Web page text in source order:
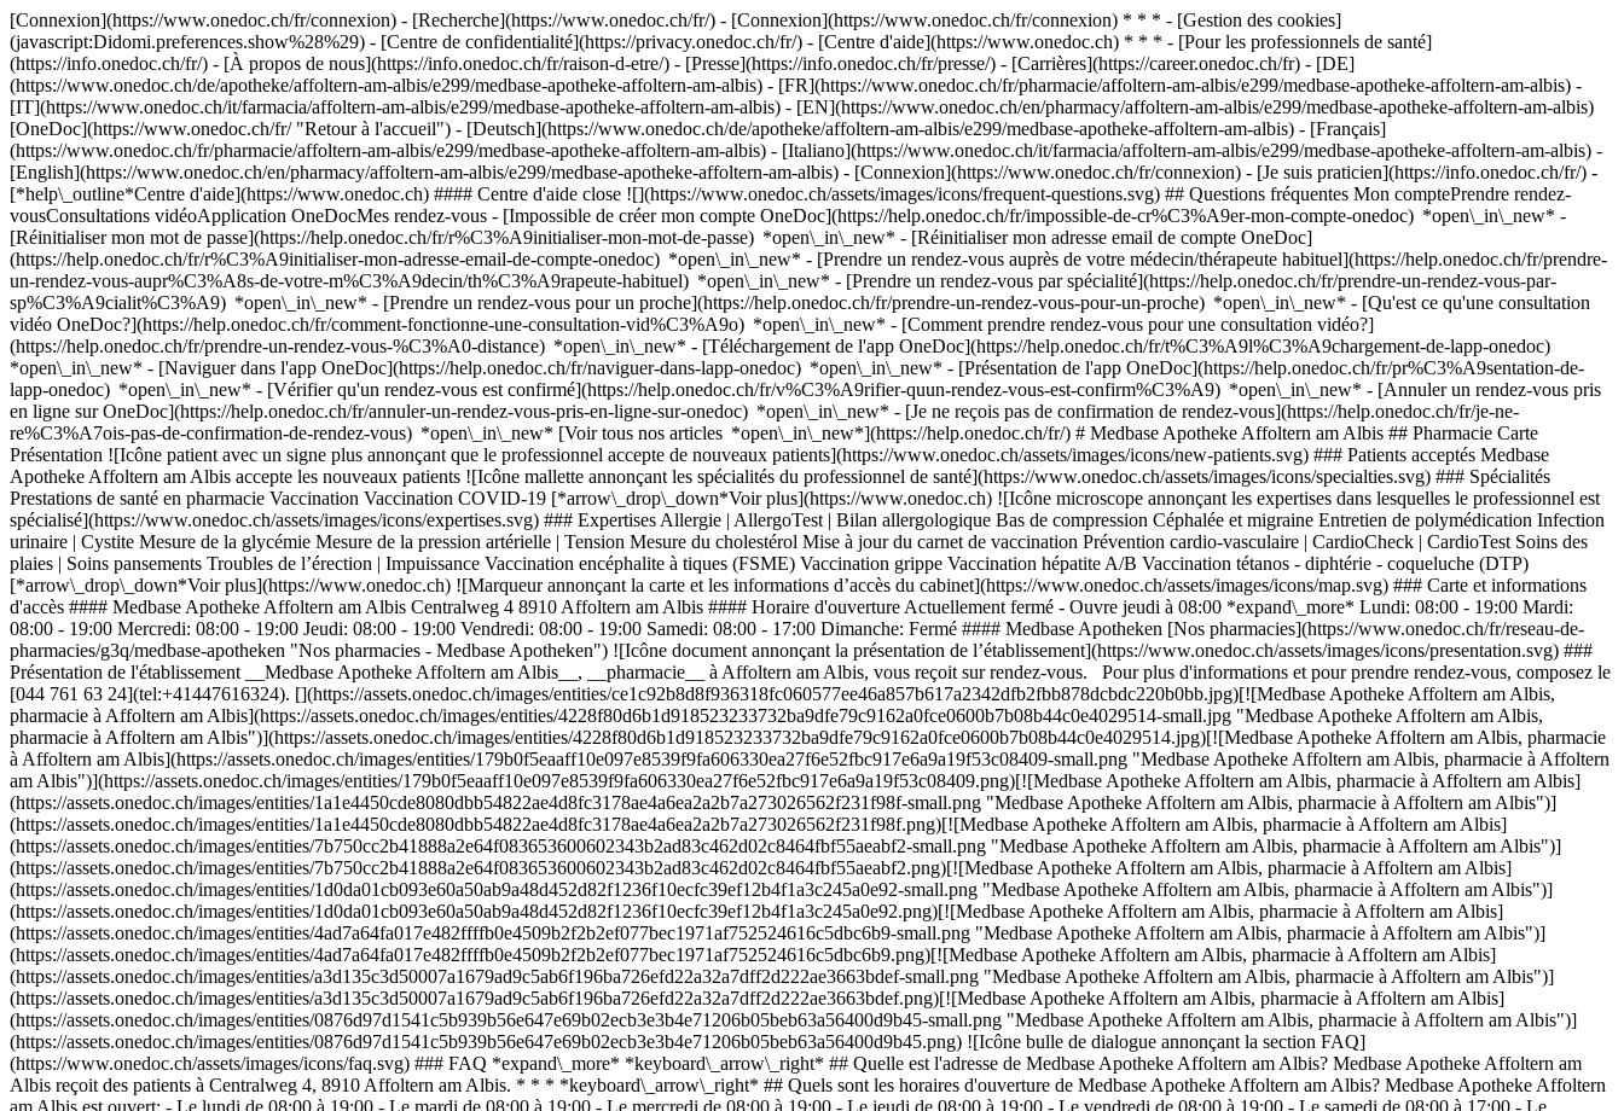
[Connexion](https://www.onedoc.ch/fr/connexion) - [Recherche](https://www.onedoc.ch/fr/) - [Connexion](https://www.onedoc.ch/fr/connexion) * * * - [Gestion des cookies]
(javascript:Didomi.preferences.show%28%29) - [Centre de confidentialité](https://privacy.onedoc.ch/fr/) - [Centre d'aide](https://www.onedoc.ch) * * * - [Pour les professionnels de santé]
(https://info.onedoc.ch/fr/) - [À propos de nous](https://info.onedoc.ch/fr/raison-d-etre/) - [Presse](https://info.onedoc.ch/fr/presse/) - [Carrières](https://career.onedoc.ch/fr) - [DE]
(https://www.onedoc.ch/de/apotheke/affoltern-am-albis/e299/medbase-apotheke-affoltern-am-albis) - [FR](https://www.onedoc.ch/fr/pharmacie/affoltern-am-albis/e299/medbase-apotheke-affoltern-am-albis) -
[IT](https://www.onedoc.ch/it/farmacia/affoltern-am-albis/e299/medbase-apotheke-affoltern-am-albis) - [EN](https://www.onedoc.ch/en/pharmacy/affoltern-am-albis/e299/medbase-apotheke-affoltern-am-albis)
[OneDoc](https://www.onedoc.ch/fr/ "Retour à l'accueil") - [Deutsch](https://www.onedoc.ch/de/apotheke/affoltern-am-albis/e299/medbase-apotheke-affoltern-am-albis) - [Français]
(https://www.onedoc.ch/fr/pharmacie/affoltern-am-albis/e299/medbase-apotheke-affoltern-am-albis) - [Italiano](https://www.onedoc.ch/it/farmacia/affoltern-am-albis/e299/medbase-apotheke-affoltern-am-albis) -
[English](https://www.onedoc.ch/en/pharmacy/affoltern-am-albis/e299/medbase-apotheke-affoltern-am-albis) - [Connexion](https://www.onedoc.ch/fr/connexion) - [Je suis praticien](https://info.onedoc.ch/fr/) -
[*help\_outline*Centre d'aide](https://www.onedoc.ch) #### Centre d'aide close ![](https://www.onedoc.ch/assets/images/icons/frequent-questions.svg) ## Questions fréquentes Mon comptePrendre rendez-
vousConsultations vidéoApplication OneDocMes rendez-vous - [Impossible de créer mon compte OneDoc](https://help.onedoc.ch/fr/impossible-de-cr%C3%A9er-mon-compte-onedoc) *open\_in\_new* -
[Réinitialiser mon mot de passe](https://help.onedoc.ch/fr/r%C3%A9initialiser-mon-mot-de-passe) *open\_in\_new* - [Réinitialiser mon adresse email de compte OneDoc]
(https://help.onedoc.ch/fr/r%C3%A9initialiser-mon-adresse-email-de-compte-onedoc) *open\_in\_new* - [Prendre un rendez-vous auprès de votre médecin/thérapeute habituel](https://help.onedoc.ch/fr/prendre-
un-rendez-vous-aupr%C3%A8s-de-votre-m%C3%A9decin/th%C3%A9rapeute-habituel) *open\_in\_new* - [Prendre un rendez-vous par spécialité](https://help.onedoc.ch/fr/prendre-un-rendez-vous-par-
sp%C3%A9cialit%C3%A9) *open\_in\_new* - [Prendre un rendez-vous pour un proche](https://help.onedoc.ch/fr/prendre-un-rendez-vous-pour-un-proche) *open\_in\_new* - [Qu'est ce qu'une consultation
vidéo OneDoc?](https://help.onedoc.ch/fr/comment-fonctionne-une-consultation-vid%C3%A9o) *open\_in\_new* - [Comment prendre rendez-vous pour une consultation vidéo?]
(https://help.onedoc.ch/fr/prendre-un-rendez-vous-%C3%A0-distance) *open\_in\_new* - [Téléchargement de l'app OneDoc](https://help.onedoc.ch/fr/t%C3%A9l%C3%A9chargement-de-lapp-onedoc)
*open\_in\_new* - [Naviguer dans l'app OneDoc](https://help.onedoc.ch/fr/naviguer-dans-lapp-onedoc) *open\_in\_new* - [Présentation de l'app OneDoc](https://help.onedoc.ch/fr/pr%C3%A9sentation-de-
lapp-onedoc) *open\_in\_new* - [Vérifier qu'un rendez-vous est confirmé](https://help.onedoc.ch/fr/v%C3%A9rifier-quun-rendez-vous-est-confirm%C3%A9) *open\_in\_new* - [Annuler un rendez-vous pris en ligne sur OneDoc](https://help.onedoc.ch/fr/annuler-un-rendez-vous-pris-en-ligne-sur-onedoc) *open\_in\_new* - [Je ne reçois pas de confirmation de rendez-vous](https://help.onedoc.ch/fr/je-ne-re%C3%A7ois-pas-de-confirmation-de-rendez-vous) *open\_in\_new* [Voir tous nos articles *open\_in\_new*](https://help.onedoc.ch/fr/) # Medbase Apotheke Affoltern am Albis ## Pharmacie Carte Présentation ![Icône patient avec un signe plus annonçant que le professionnel accepte de nouveaux patients](https://www.onedoc.ch/assets/images/icons/new-patients.svg) ### Patients acceptés Medbase Apotheke Affoltern am Albis accepte les nouveaux patients ![Icône mallette annonçant les spécialités du professionnel de santé](https://www.onedoc.ch/assets/images/icons/specialties.svg) ### Spécialités Prestations de santé en pharmacie Vaccination Vaccination COVID-19 [*arrow\_drop\_down*Voir plus](https://www.onedoc.ch) ![Icône microscope annonçant les expertises dans lesquelles le professionnel est spécialisé](https://www.onedoc.ch/assets/images/icons/expertises.svg) ### Expertises Allergie | AllergoTest | Bilan allergologique Bas de compression Céphalée et migraine Entretien de polymédication Infection urinaire | Cystite Mesure de la glycémie Mesure de la pression artérielle | Tension Mesure du cholestérol Mise à jour du carnet de vaccination Prévention cardio-vasculaire | CardioCheck | CardioTest Soins des plaies | Soins pansements Troubles de l’érection | Impuissance Vaccination encéphalite à tiques (FSME) Vaccination grippe Vaccination hépatite A/B Vaccination tétanos - diphtérie - coqueluche (DTP) [*arrow\_drop\_down*Voir plus](https://www.onedoc.ch) ![Marqueur annonçant la carte et les informations d’accès du cabinet](https://www.onedoc.ch/assets/images/icons/map.svg) ### Carte et informations d'accès #### Medbase Apotheke Affoltern am Albis Centralweg 4 8910 Affoltern am Albis #### Horaire d'ouverture Actuellement fermé - Ouvre jeudi à 08:00 *expand\_more* Lundi: 08:00 - 19:00 Mardi: 08:00 - 19:00 Mercredi: 08:00 - 19:00 Jeudi: 08:00 - 19:00 Vendredi: 08:00 - 19:00 Samedi: 08:00 - 17:00 Dimanche: Fermé #### Medbase Apotheken [Nos pharmacies](https://www.onedoc.ch/fr/reseau-de-pharmacies/g3q/medbase-apotheken "Nos pharmacies - Medbase Apotheken") ![Icône document annonçant la présentation de l’établissement](https://www.onedoc.ch/assets/images/icons/presentation.svg) ### Présentation de l'établissement __Medbase Apotheke Affoltern am Albis__, __pharmacie__ à Affoltern am Albis, vous reçoit sur rendez-vous. Pour plus d'informations et pour prendre rendez-vous, composez le [044 761 63 24](tel:+41447616324). [](https://assets.onedoc.ch/images/entities/ce1c92b8d8f936318fc060577ee46a857b617a2342dfb2fbb878dcbdc220b0bb.jpg)[![Medbase Apotheke Affoltern am Albis, pharmacie à Affoltern am Albis](https://assets.onedoc.ch/images/entities/4228f80d6b1d918523233732ba9dfe79c9162a0fce0600b7b08b44c0e4029514-small.jpg "Medbase Apotheke Affoltern am Albis, pharmacie à Affoltern am Albis")](https://assets.onedoc.ch/images/entities/4228f80d6b1d918523233732ba9dfe79c9162a0fce0600b7b08b44c0e4029514.jpg)[![Medbase Apotheke Affoltern am Albis, pharmacie à Affoltern am Albis](https://assets.onedoc.ch/images/entities/179b0f5eaaff10e097e8539f9fa606330ea27f6e52fbc917e6a9a19f53c08409-small.png "Medbase Apotheke Affoltern am Albis, pharmacie à Affoltern am Albis")](https://assets.onedoc.ch/images/entities/179b0f5eaaff10e097e8539f9fa606330ea27f6e52fbc917e6a9a19f53c08409.png)[![Medbase Apotheke Affoltern am Albis, pharmacie à Affoltern am Albis](https://assets.onedoc.ch/images/entities/1a1e4450cde8080dbb54822ae4d8fc3178ae4a6ea2a2b7a273026562f231f98f-small.png "Medbase Apotheke Affoltern am Albis, pharmacie à Affoltern am Albis")](https://assets.onedoc.ch/images/entities/1a1e4450cde8080dbb54822ae4d8fc3178ae4a6ea2a2b7a273026562f231f98f.png)[![Medbase Apotheke Affoltern am Albis, pharmacie à Affoltern am Albis](https://assets.onedoc.ch/images/entities/7b750cc2b41888a2e64f083653600602343b2ad83c462d02c8464fbf55aeabf2-small.png "Medbase Apotheke Affoltern am Albis, pharmacie à Affoltern am Albis")](https://assets.onedoc.ch/images/entities/7b750cc2b41888a2e64f083653600602343b2ad83c462d02c8464fbf55aeabf2.png)[![Medbase Apotheke Affoltern am Albis, pharmacie à Affoltern am Albis](https://assets.onedoc.ch/images/entities/1d0da01cb093e60a50ab9a48d452d82f1236f10ecfc39ef12b4f1a3c245a0e92-small.png "Medbase Apotheke Affoltern am Albis, pharmacie à Affoltern am Albis")](https://assets.onedoc.ch/images/entities/1d0da01cb093e60a50ab9a48d452d82f1236f10ecfc39ef12b4f1a3c245a0e92.png)[![Medbase Apotheke Affoltern am Albis, pharmacie à Affoltern am Albis](https://assets.onedoc.ch/images/entities/4ad7a64fa017e482ffffb0e4509b2f2b2ef077bec1971af752524616c5dbc6b9-small.png "Medbase Apotheke Affoltern am Albis, pharmacie à Affoltern am Albis")](https://assets.onedoc.ch/images/entities/4ad7a64fa017e482ffffb0e4509b2f2b2ef077bec1971af752524616c5dbc6b9.png)[![Medbase Apotheke Affoltern am Albis, pharmacie à Affoltern am Albis](https://assets.onedoc.ch/images/entities/a3d135c3d50007a1679ad9c5ab6f196ba726efd22a32a7dff2d222ae3663bdef-small.png "Medbase Apotheke Affoltern am Albis, pharmacie à Affoltern am Albis")](https://assets.onedoc.ch/images/entities/a3d135c3d50007a1679ad9c5ab6f196ba726efd22a32a7dff2d222ae3663bdef.png)[![Medbase Apotheke Affoltern am Albis, pharmacie à Affoltern am Albis](https://assets.onedoc.ch/images/entities/0876d97d1541c5b939b56e647e69b02ecb3e3b4e71206b05beb63a56400d9b45-small.png "Medbase Apotheke Affoltern am Albis, pharmacie à Affoltern am Albis")](https://assets.onedoc.ch/images/entities/0876d97d1541c5b939b56e647e69b02ecb3e3b4e71206b05beb63a56400d9b45.png) ![Icône bulle de dialogue annonçant la section FAQ](https://www.onedoc.ch/assets/images/icons/faq.svg) ### FAQ *expand\_more* *keyboard\_arrow\_right* ## Quelle est l'adresse de Medbase Apotheke Affoltern am Albis? Medbase Apotheke Affoltern am Albis reçoit des patients à Centralweg 4, 8910 Affoltern am Albis. * * * *keyboard\_arrow\_right* ## Quels sont les horaires d'ouverture de Medbase Apotheke Affoltern am Albis? Medbase Apotheke Affoltern am Albis est ouvert: - Le lundi de 08:00 à 19:00 - Le mardi de 08:00 à 19:00 - Le mercredi de 08:00 à 19:00 - Le jeudi de 08:00 à 19:00 - Le vendredi de 08:00 à 19:00 - Le samedi de 08:00 à 17:00 - Le dimanche fermé * * * *keyboard\_arrow\_right* ## Quel est le numéro de téléphone de Medbase Apotheke Affoltern am Albis? Le numéro de téléphone de Medbase Apotheke Affoltern am Albis est [044 761 63 24](tel:+41447616324). * * * *keyboard\_arrow\_right* ## Quelles sont les spécialités pratiquées au sein de Medbase Apotheke Affoltern am Albis? Medbase Apotheke Affoltern am Albis propose des consultations en [Prestations de santé en pharmacie](https://www.onedoc.ch/fr/prestations-de-sante-en-pharmacie/affoltern-am-albis), [Vaccination](https://www.onedoc.ch/fr/centre-de-vaccination/affoltern-am-albis) et [Vaccination COVID-19](https://www.onedoc.ch/fr/centre-de-vaccination-covid/affoltern-am-albis). * * * *keyboard\_arrow\_right* ## Quelles sont les expertises de Medbase Apotheke Affoltern am Albis? Les expertises de Medbase Apotheke Affoltern am Albis sont: [Allergie | AllergoTest | Bilan allergologique](https://www.onedoc.ch/fr/allergie-allergotest-bilan-allergologique/affoltern-am-albis), [Bas de compression](https://www.onedoc.ch/fr/bas-de-compression/affoltern-am-albis), [Céphalée et migraine](https://www.onedoc.ch/fr/cephalee-et-migraine/affoltern-am-albis), [Entretien de polymédication](https://www.onedoc.ch/fr/entretien-de-polymedication/affoltern-am-albis), [Infection urinaire | Cystite](https://www.onedoc.ch/fr/infection-urinaire-cystite/affoltern-am-albis), [Mesure de la glycémie](https://www.onedoc.ch/fr/mesure-de-la-glycemie/affoltern-am-albis), [Mesure de la pression artérielle | Tension](https://www.onedoc.ch/fr/mesure-de-la-pression-arterielle-tension/affoltern-am-albis), [Mesure du cholestérol](https://www.onedoc.ch/fr/mesure-du-cholesterol/affoltern-am-albis), [Mise à jour du carnet de vaccination](https://www.onedoc.ch/fr/mise-a-jour-du-carnet-de-vaccination/affoltern-am-albis), [Prévention cardio-vasculaire | CardioCheck | CardioTest](https://www.onedoc.ch/fr/prevention-cardio-vasculaire-cardiocheck-cardiotest/affoltern-am-albis), [Soins des plaies | Soins pansements](https://www.onedoc.ch/fr/soins-des-plaies-soins-pansements/affoltern-am-albis), [Troubles de l’érection | Impuissance](https://www.onedoc.ch/fr/troubles-de-l-erection-impuissance/affoltern-am-albis), [Vaccination encéphalite à tiques (FSME)](https://www.onedoc.ch/fr/vaccination-encephalite-a-tiques-fsme/affoltern-am-albis), [Vaccination grippe](https://www.onedoc.ch/fr/vaccination-grippe/affoltern-am-albis), [Vaccination hépatite A/B](https://www.onedoc.ch/fr/vaccination-hepatite-a-b/affoltern-am-albis) et [Vaccination tétanos - diphtérie - coqueluche (DTP)](https://www.onedoc.ch/fr/vaccination-tetanos-diphterie-coqueluche-dtp/affoltern-am-albis). * * * *keyboard\_arrow\_right* ## Est-ce que Medbase Apotheke Affoltern am Albis accepte les nouveaux patients? Oui, Medbase Apotheke Affoltern am Albis accepte les nouveaux patients. Pour prendre rendez-vous, les nouveaux patients peuvent facilement réserver en ligne via OneDoc. * * * *keyboard\_arrow\_right* ## Quelles sont les langues parlées au sein de Medbase Apotheke Affoltern am Albis? Medbase Apotheke Affoltern am Albis propose des consultations en Allemand. 1. [OneDoc](https://www.onedoc.ch/fr/)/ 2. [Pharmacie](https://www.onedoc.ch/fr/pharmacie)/ 3. [Canton de Zurich](https://www.onedoc.ch/fr/pharmacie/canton-de-zurich)/ 4. [Affoltern am Albis](https://www.onedoc.ch/fr/pharma